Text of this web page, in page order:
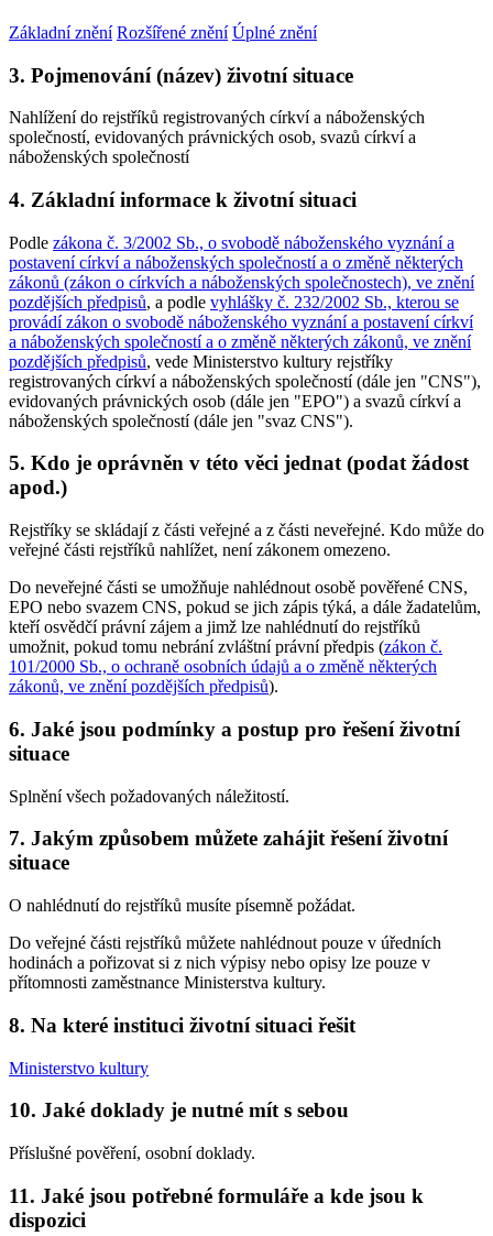
Základní znění Rozšířené znění Úplné znění
3. Pojmenování (název) životní situace
Nahlížení do rejstříků registrovaných církví a náboženských
společností, evidovaných právnických osob, svazů církví a
náboženských společností
4. Základní informace k životní situaci
Podle zákona č. 3/2002 Sb., o svobodě náboženského vyznání a
postavení církví a náboženských společností a o změně některých
zákonů (zákon o církvích a náboženských společnostech), ve znění
pozdějších předpisů, a podle vyhlášky č. 232/2002 Sb., kterou se
provádí zákon o svobodě náboženského vyznání a postavení církví
a náboženských společností a o změně některých zákonů, ve znění
pozdějších předpisů, vede Ministerstvo kultury rejstříky
registrovaných církví a náboženských společností (dále jen "CNS"),
evidovaných právnických osob (dále jen "EPO") a svazů církví a
náboženských společností (dále jen "svaz CNS").
5. Kdo je oprávněn v této věci jednat (podat žádost
apod.)
Rejstříky se skládají z části veřejné a z části neveřejné. Kdo může do
veřejné části rejstříků nahlížet, není zákonem omezeno.
Do neveřejné části se umožňuje nahlédnout osobě pověřené CNS,
EPO nebo svazem CNS, pokud se jich zápis týká, a dále žadatelům,
kteří osvědčí právní zájem a jimž lze nahlédnutí do rejstříků
umožnit, pokud tomu nebrání zvláštní právní předpis (zákon č.
101/2000 Sb., o ochraně osobních údajů a o změně některých
zákonů, ve znění pozdějších předpisů).
6. Jaké jsou podmínky a postup pro řešení životní
situace
Splnění všech požadovaných náležitostí.
7. Jakým způsobem můžete zahájit řešení životní
situace
O nahlédnutí do rejstříků musíte písemně požádat.
Do veřejné části rejstříků můžete nahlédnout pouze v úředních
hodinách a pořizovat si z nich výpisy nebo opisy lze pouze v
přítomnosti zaměstnance Ministerstva kultury.
8. Na které instituci životní situaci řešit
Ministerstvo kultury
10. Jaké doklady je nutné mít s sebou
Příslušné pověření, osobní doklady.
11. Jaké jsou potřebné formuláře a kde jsou k
dispozici